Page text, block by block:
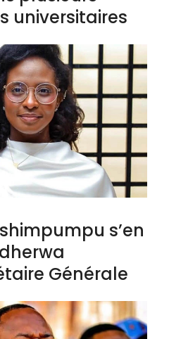
universitaires
s’en
Générale